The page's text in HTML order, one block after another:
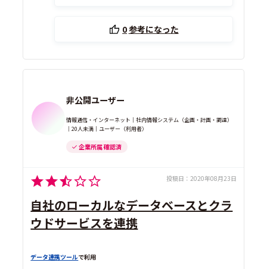
0参考になった
非公開ユーザー
情報通信・インターネット｜社内情報システム（企画・計画・調達）
｜20人未満｜ユーザー（利用者）
企業所属 確認済
投稿日： 2020年08月23日
自社のローカルなデータベースとクラ
ウドサービスを連携
データ連携ツールで利用